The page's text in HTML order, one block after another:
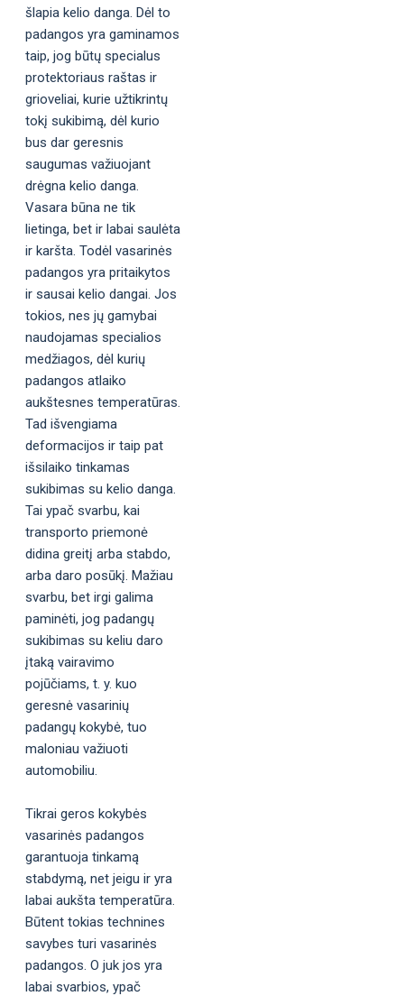
šlapia kelio danga. Dėl to
padangos yra gaminamos
taip, jog būtų specialus
protektoriaus raštas ir
grioveliai, kurie užtikrintų
tokį sukibimą, dėl kurio
bus dar geresnis
saugumas važiuojant
drėgna kelio danga.
Vasara būna ne tik
lietinga, bet ir labai saulėta
ir karšta. Todėl vasarinės
padangos yra pritaikytos
ir sausai kelio dangai. Jos
tokios, nes jų gamybai
naudojamas specialios
medžiagos, dėl kurių
padangos atlaiko
aukštesnes temperatūras.
Tad išvengiama
deformacijos ir taip pat
išsilaiko tinkamas
sukibimas su kelio danga.
Tai ypač svarbu, kai
transporto priemonė
didina greitį arba stabdo,
arba daro posūkį. Mažiau
svarbu, bet irgi galima
paminėti, jog padangų
sukibimas su keliu daro
įtaką vairavimo
pojūčiams, t. y. kuo
geresnė vasarinių
padangų kokybė, tuo
maloniau važiuoti
automobiliu.
Tikrai geros kokybės
vasarinės padangos
garantuoja tinkamą
stabdymą, net jeigu ir yra
labai aukšta temperatūra.
Būtent tokias technines
savybes turi vasarinės
padangos. O juk jos yra
labai svarbios, ypač